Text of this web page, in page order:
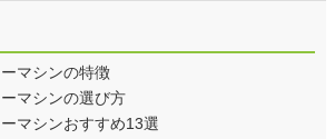
マシンの特徴
マシンの選び方
マシンおすすめ13選